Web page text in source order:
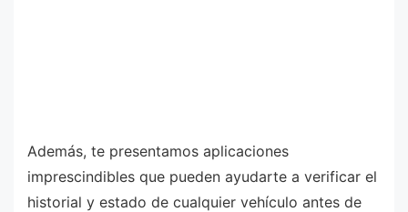
Además, te presentamos aplicaciones
imprescindibles que pueden ayudarte a verificar el
historial y estado de cualquier vehículo antes de